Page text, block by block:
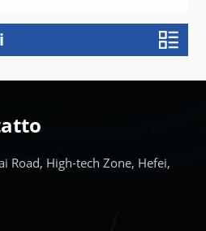
SAPERNE DI
Road, High-tech Zone, Hefei,